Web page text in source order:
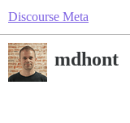
Discourse Meta
mdhont